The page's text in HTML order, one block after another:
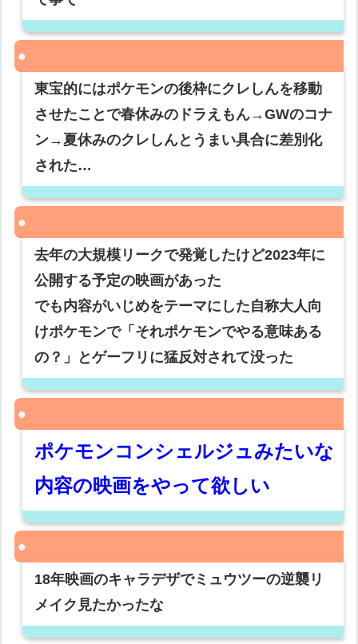
東宝的にはポケモンの後枠にクレしんを移動
させたことで春休みのドラえもん→GWのコナ
ン→夏休みのクレしんとうまい具合に差別化
された…
去年の大規模リークで発覚したけど2023年に
公開する予定の映画があった
でも内容がいじめをテーマにした自称大人向
けポケモンで「それポケモンでやる意味ある
の？」とゲーフリに猛反対されて没った
ポケモンコンシェルジュみたいな
内容の映画をやって欲しい
18年映画のキャラデザでミュウツーの逆襲リ
メイク見たかったな